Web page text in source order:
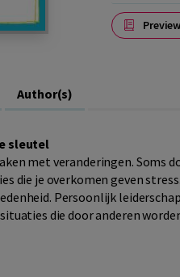
Preview
Author(s)
sleutel
met veranderingen. Soms
die je overkomen geven
Persoonlijk
die door anderen